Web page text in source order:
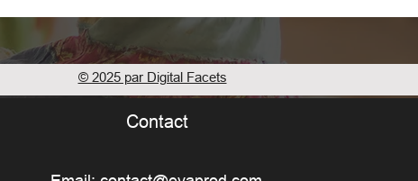
© 2025 par Digital Facets
Contact